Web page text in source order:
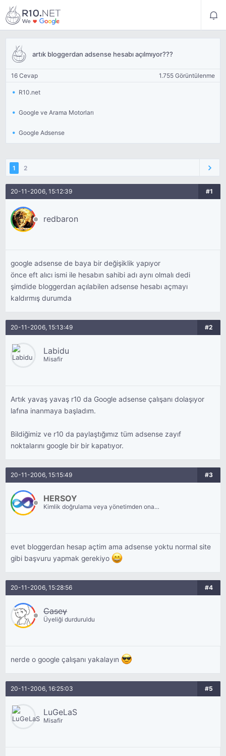
artık bloggerdan adsense hesabı açılmıyor???
16 Cevap 1.755 Görüntülenme
R10.net
Google ve Arama Motorları
Google Adsense
1 2
20-11-2006, 15:12:39 #1
redbaron
google adsense de baya bir değişiklik yapıyor
önce eft alıcı ismi ile hesabın sahibi adı aynı olmalı dedi
şimdide bloggerdan açılabilen adsense hesabı açmayı
kaldırmış durumda
20-11-2006, 15:13:49 #2
Labidu
Misafir
Artık yavaş yavaş r10 da Google adsense çalışanı dolaşıyor
lafına inanmaya başladım.
Bildiğimiz ve r10 da paylaştığımız tüm adsense zayıf
noktalarını google bir bir kapatıyor.
20-11-2006, 15:15:49 #3
HERSOY
Kimlik doğrulama veya yönetimden onay
evet bloggerdan hesap açtim ama adsense yoktu normal site
gibi başvuru yapmak gerekiyo
20-11-2006, 15:28:56 #4
Casey
Üyeliği durduruldu
nerde o google çalışanı yakalayın
20-11-2006, 16:25:03 #5
LuGeLaS
Misafir